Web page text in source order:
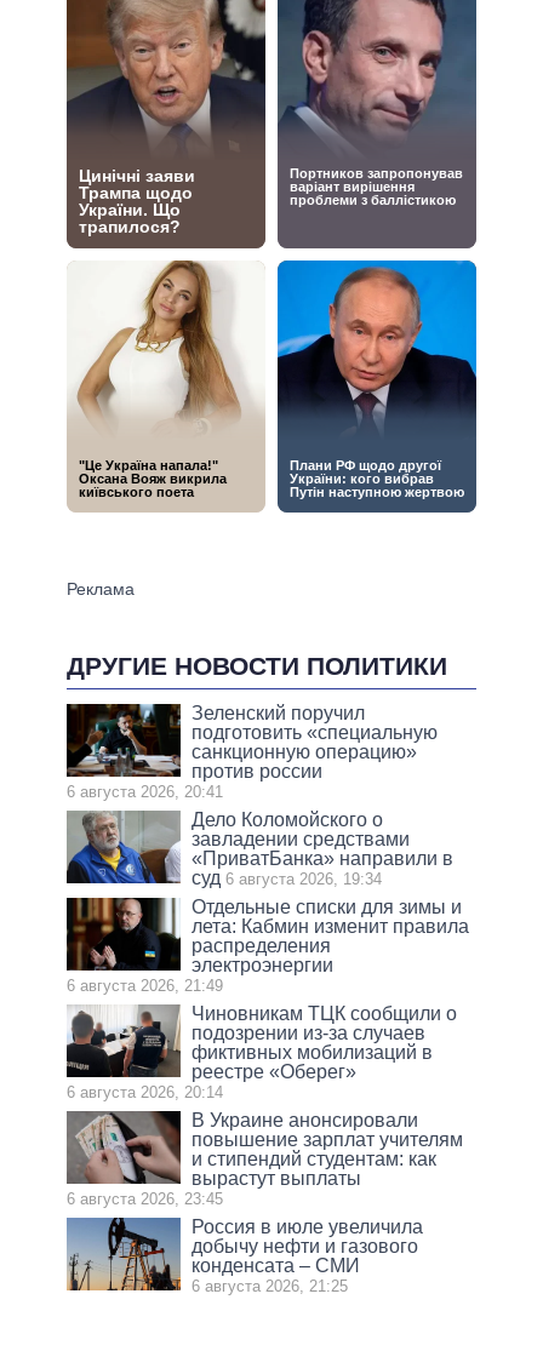
ДРУГИЕ НОВОСТИ ПОЛИТИКИ
Зеленский поручил
подготовить «специальную
санкционную операцию»
против россии
6 августа 2026, 20:41
Дело Коломойского о
завладении средствами
«ПриватБанка» направили в
суд 6 августа 2026, 19:34
Отдельные списки для зимы и
лета: Кабмин изменит правила
распределения
электроэнергии
6 августа 2026, 21:49
Чиновникам ТЦК сообщили о
подозрении из-за случаев
фиктивных мобилизаций в
реестре «Оберег»
6 августа 2026, 20:14
В Украине анонсировали
повышение зарплат учителям
и стипендий студентам: как
вырастут выплаты
6 августа 2026, 23:45
Россия в июле увеличила
добычу нефти и газового
конденсата – СМИ
6 августа 2026, 21:25